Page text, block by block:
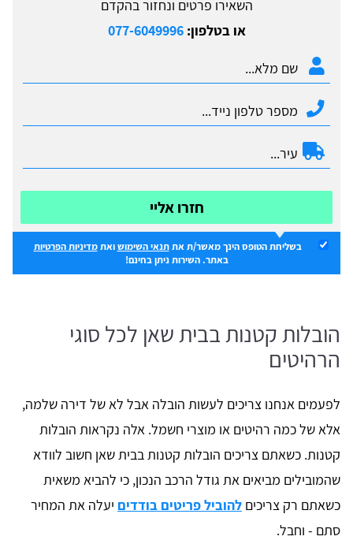
השאירו פרטים ונחזור בהקדם
או בטלפון:077-6049996
חזרו אליי
בשליחת הטופס הינך מאשר/ת אתתנאי השימושואתמדיניות הפרטיות
באתר. השירות ניתן בחינם!
הובלות קטנות בבית שאן לכל סוגי
הרהיטים
לפעמים אנחנו צריכים לעשות הובלה אבל לא של דירה שלמה,
אלא של כמה רהיטים או מוצרי חשמל. אלה נקראות הובלות
קטנות. כשאתם צריכים הובלות קטנות בבית שאן חשוב לוודא
שהמובילים מביאים את גודל הרכב הנכון, כי להביא משאית
כשאתם רק צריכים להוביל פריטים בודדים יעלה את המחיר
סתם - וחבל.